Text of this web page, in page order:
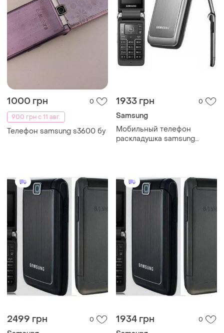
1000 грн
0
900 грн с 11 авг.
Телефон samsung s3600 бу
1933 грн 0
Samsung
Мобильный телефон
раскладушка samsung
2499 грн 0 1934 грн 0